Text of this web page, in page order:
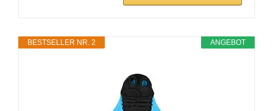
ANGEBOT
BESTSELLER NR. 2